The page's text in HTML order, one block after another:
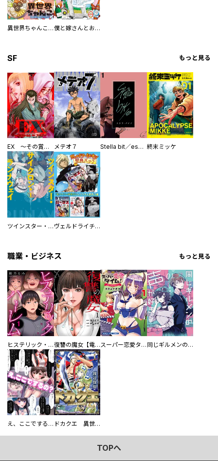
異世界ちゃんこ～横綱目前に召喚されたんだが～ 【連載版】 僕と嫁さんとお酒の関係
SF もっと見る
EX ～その賞金稼ぎは、世界の出口を探す～【単行本版】 メテオ７ Stella bit／es【単話版】 終末ミッケ
ツインスター・サイクロン・ランナウェイ ヴェルドライチオシ聖典パック 『転スラ』ミニ画集付き シリウス人気作３選
職業・ビジネス もっと見る
ヒステリック・ハーレム～搾られる男と堕ちる女～【電子単行本版】 復讐の魔女【電子単行本版】 スーパー恋愛タイム！～現場でドＳな彼女は自宅でデレる～ 同じギルメンの声が好き
え、ここでするの？ アイドルのファンが知らない日常 ドカクエ 異世界ドカコッククエスト
TOPへ